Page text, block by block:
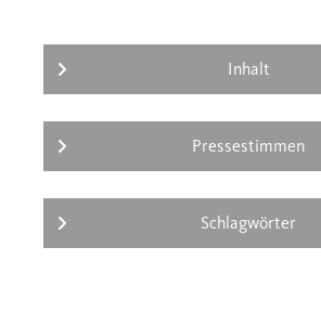
Inhalt
Pressestimmen
Schlagwörter